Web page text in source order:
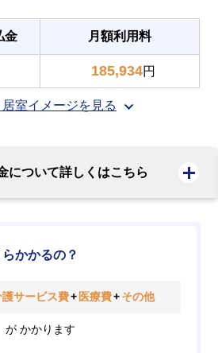
金 月額利用料
185,934円
室イメージを見る
について詳しくはこちら
かかるの？
護サービス費+ 医療費+その他
が かかります